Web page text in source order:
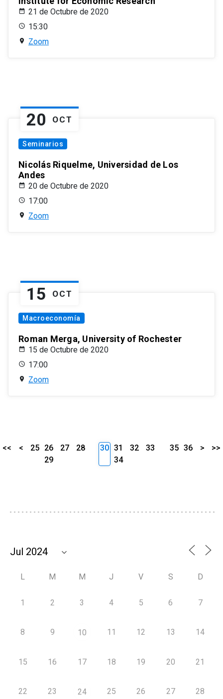
21 de Octubre de 2020
15:30
Zoom
20 OCT
Seminarios
Nicolás Riquelme, Universidad de Los
Andes
20 de Octubre de 2020
17:00
Zoom
15 OCT
Macroeconomía
Roman Merga, University of Rochester
15 de Octubre de 2020
17:00
Zoom
<< < 25 26 27
28
29
30 31 32
33
34
35 36 > >>
L M M J V S D
1 2 3 4 5 6 7
8 9 10 11 12 13 14
15 16 17 18 19 20 21
22 23 24 25 26 27 28